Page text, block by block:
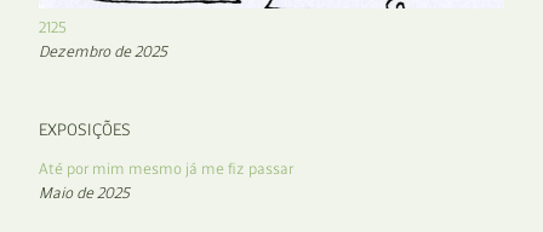
2125
Dezembro de 2025
EXPOSIÇÕES
Até por mim mesmo já me fiz passar
Maio de 2025